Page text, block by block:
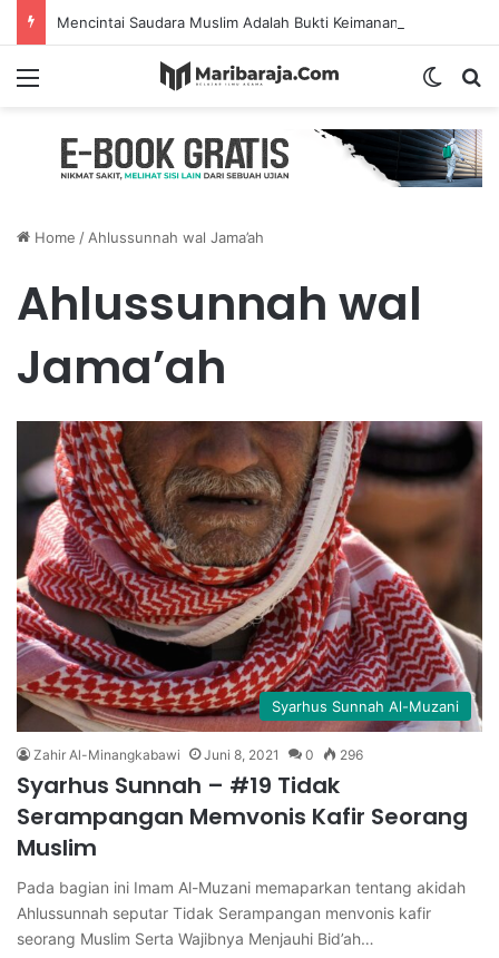
Home / Ahlussunnah wal Jama’ah
Ahlussunnah wal
Jama’ah
Syarhus Sunnah Al-Muzani
Zahir Al-Minangkabawi Juni 8, 2021 0 296
Syarhus Sunnah – #19 Tidak
Serampangan Memvonis Kafir Seorang
Muslim
Pada bagian ini Imam Al-Muzani memaparkan tentang akidah
Ahlussunnah seputar Tidak Serampangan menvonis kafir
seorang Muslim Serta Wajibnya Menjauhi Bid’ah…